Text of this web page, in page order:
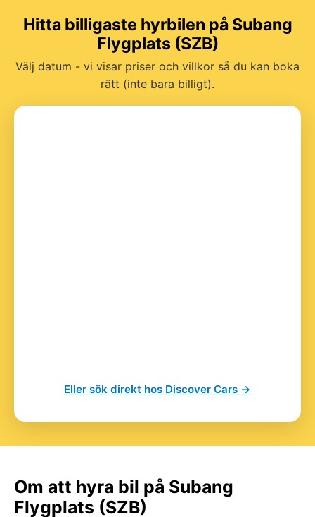
Hitta billigaste hyrbilen på Subang
Flygplats (SZB)
Välj datum - vi visar priser och villkor så du kan boka
rätt (inte bara billigt).
Eller sök direkt hos Discover Cars →
Om att hyra bil på Subang
Flygplats (SZB)